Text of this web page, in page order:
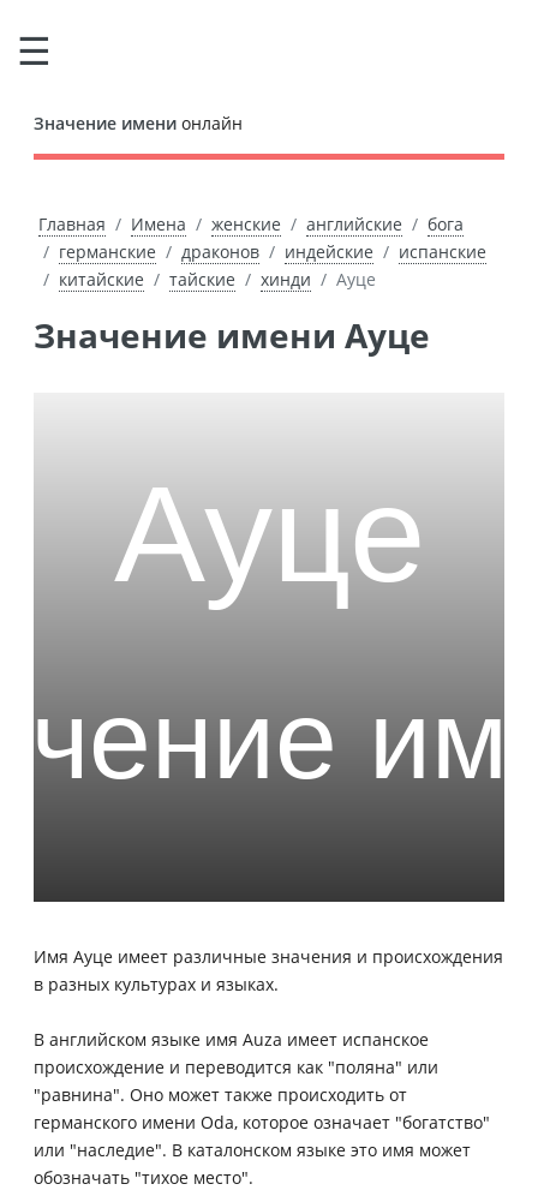
Значение имени онлайн
Главная Имена женские английские
бога
германские
драконов индейские
испанские
китайские
тайские хинди Ауце
Значение имени Ауце
Имя Ауце имеет различные значения и происхождения
в разных культурах и языках.
В английском языке имя Auza имеет испанское
происхождение и переводится как "поляна" или
"равнина". Оно может также происходить от
германского имени Oda, которое означает "богатство"
или "наследие". В каталонском языке это имя может
обозначать "тихое место".